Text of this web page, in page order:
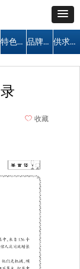
特色区域 品牌建设 供求信息
ꄀ 收藏